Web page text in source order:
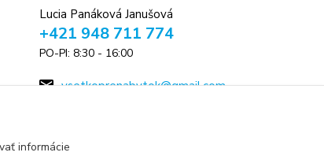
Lucia Panáková Janušová
+421 948 711 774
PO-PI: 8:30 - 16:00
vsetkoprenabytok@gmail.com
informácie